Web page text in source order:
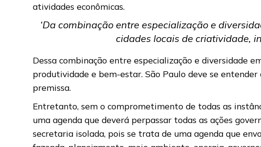
atividades econômicas.
‘Da combinação entre especialização e
cidades locais de criatividade,
Dessa combinação entre especialização e diversidade
produtividade e bem-estar. São Paulo deve se
premissa.
Entretanto, sem o comprometimento de todas as
uma agenda que deverá perpassar todas as ações
secretaria isolada, pois se trata de uma agenda que